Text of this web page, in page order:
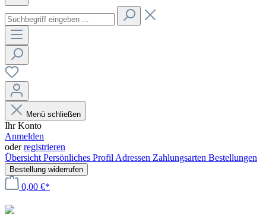
Menü schließen
Ihr Konto
Anmelden
oderregistrieren
Übersicht Persönliches Profil Adressen Zahlungsarten Bestellungen
Bestellung widerrufen
0,00 €*